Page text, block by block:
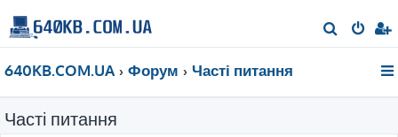
о
640KB.COM.UA Форум Часті питання
Часті питання